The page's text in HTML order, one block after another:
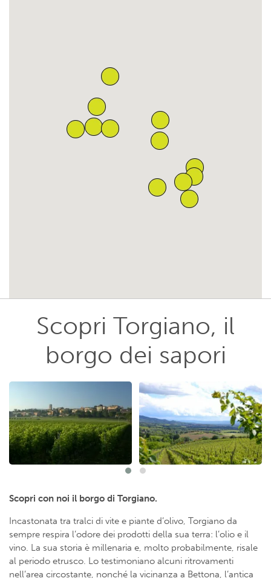
Scopri Torgiano, il
borgo dei sapori
Scopri con noi il borgo di Torgiano.
Incastonata tra tralci di vite e piante d’olivo, Torgiano da
sempre respira l’odore dei prodotti della sua terra: l’olio e il
vino. La sua storia è millenaria e, molto probabilmente, risale
al periodo etrusco. Lo testimoniano alcuni ritrovamenti
nell’area circostante, nonché la vicinanza a Bettona, l’antica